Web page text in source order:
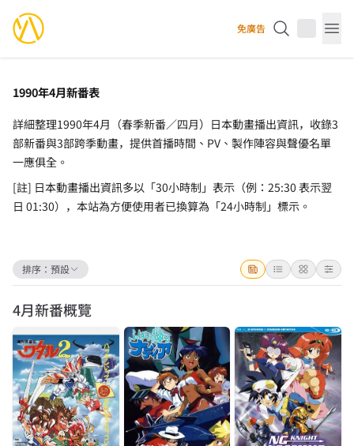
YourAnimes 你的動畫 免廣告
1990年4月新番表
詳細整理1990年4月（春季新番／四月）日本動畫播出資訊，收錄3
部新番與3部跨季動畫，提供首播時間、PV、製作陣容與聲優名單
一應俱全。
[註] 日本動畫播出資訊多以「30小時制」表示（例：25:30 表示翌
日 01:30），本站為方便使用者已換算為「24小時制」標示。
排序： 預設
4月新番概覽